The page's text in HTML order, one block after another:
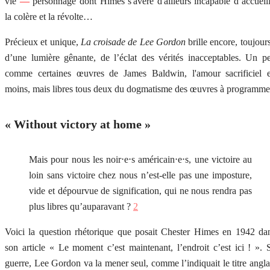
la colère et la révolte…
Précieux et unique, La croisade de Lee Gordonbrille encore,
d’une lumière gênante, de l’éclat des vérités inacceptables. Un
comme certaines œuvres de James Baldwin, l'amour sacrificiel
moins, mais libres tous deux du dogmatisme des œuvres à
« Without victory at home »
Mais pour nous les noir⋅e⋅s américain⋅e⋅s, une victoire au
loin sans victoire chez nous n’est-elle pas une imposture,
vide et dépourvue de signification, qui ne nous rendra pas
plus libres qu’auparavant ? 2
Voici la question rhétorique que posait Chester Himes en 1942
son article « Le moment c’est maintenant, l’endroit c’est ici ! ».
guerre, Lee Gordon va la mener seul, comme l’indiquait le titre